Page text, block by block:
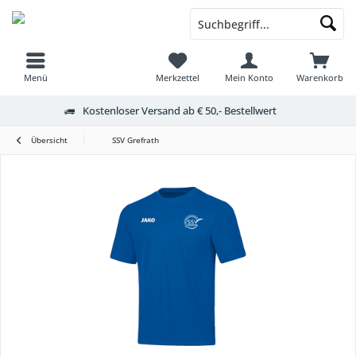
Menü Warenkorb
Merkzettel Mein Konto
Kostenloser Versand ab € 50,- Bestellwert
Übersicht SSV Grefrath